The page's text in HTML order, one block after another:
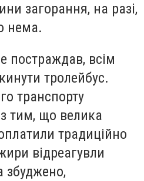
загорання, на разі,
нема.
постраждав, всім
тролейбус.
транспорту
тим, що велика
традиційно
відреагувли
збуджено,